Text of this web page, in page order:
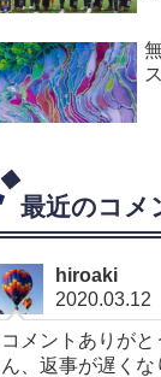
最近のコメ
hiroaki
2020.03.12
コメントありが
ん、返事が遅く